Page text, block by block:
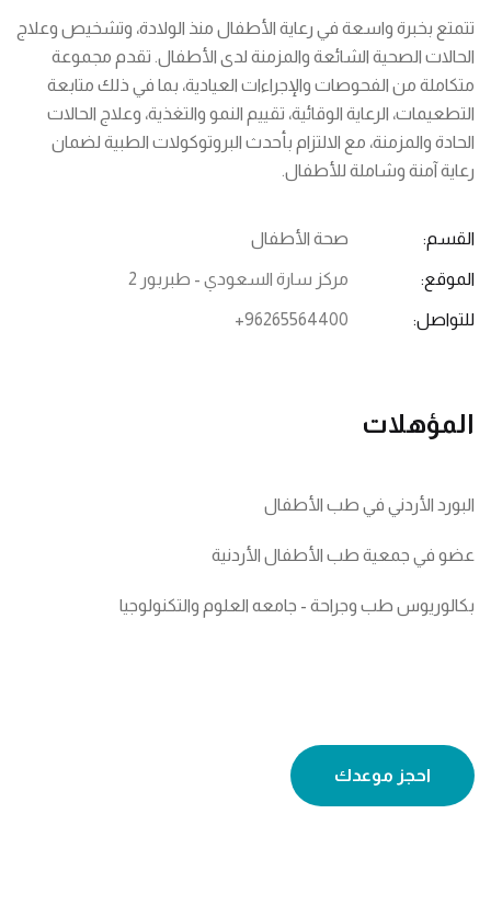
تتمتع بخبرة واسعة في رعاية الأطفال منذ الولادة، وتشخيص وعلاج
الحالات الصحية الشائعة والمزمنة لدى الأطفال. تقدم مجموعة
متكاملة من الفحوصات والإجراءات العيادية، بما في ذلك متابعة
التطعيمات، الرعاية الوقائية، تقييم النمو والتغذية، وعلاج الحالات
الحادة والمزمنة، مع الالتزام بأحدث البروتوكولات الطبية لضمان
رعاية آمنة وشاملة للأطفال.
القسم: صحة الأطفال
الموقع: مركز سارة السعودي - طبربور 2
للتواصل: +96265564400
المؤهلات
البورد الأردني في طب الأطفال
عضو في جمعية طب الأطفال الأردنية
بكالوريوس طب وجراحة - جامعه العلوم والتكنولوجيا
احجز موعدك